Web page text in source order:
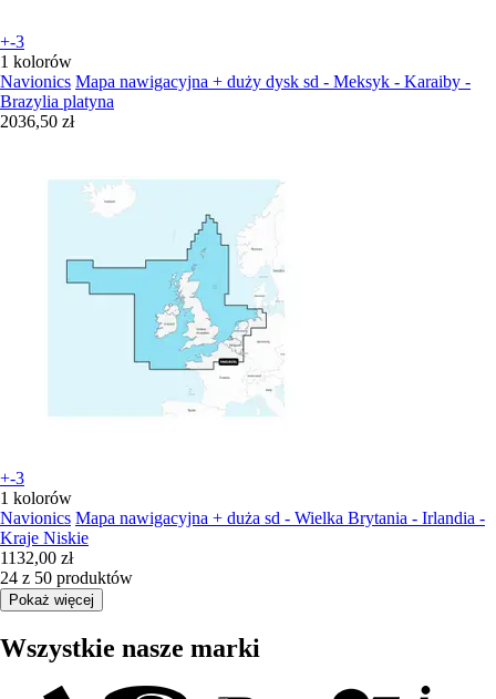
+-3
1 kolorów
Navionics Mapa nawigacyjna + duży dysk sd - Meksyk - Karaiby -
Brazylia platyna
2036,50 zł
+-3
1 kolorów
Navionics Mapa nawigacyjna + duża sd - Wielka Brytania - Irlandia -
Kraje Niskie
1132,00 zł
24 z 50 produktów
Pokaż więcej
Wszystkie nasze marki